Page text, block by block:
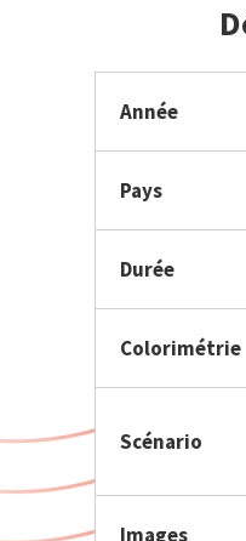
Année
Pays
Durée
Colorimétrie
Scénario
Images